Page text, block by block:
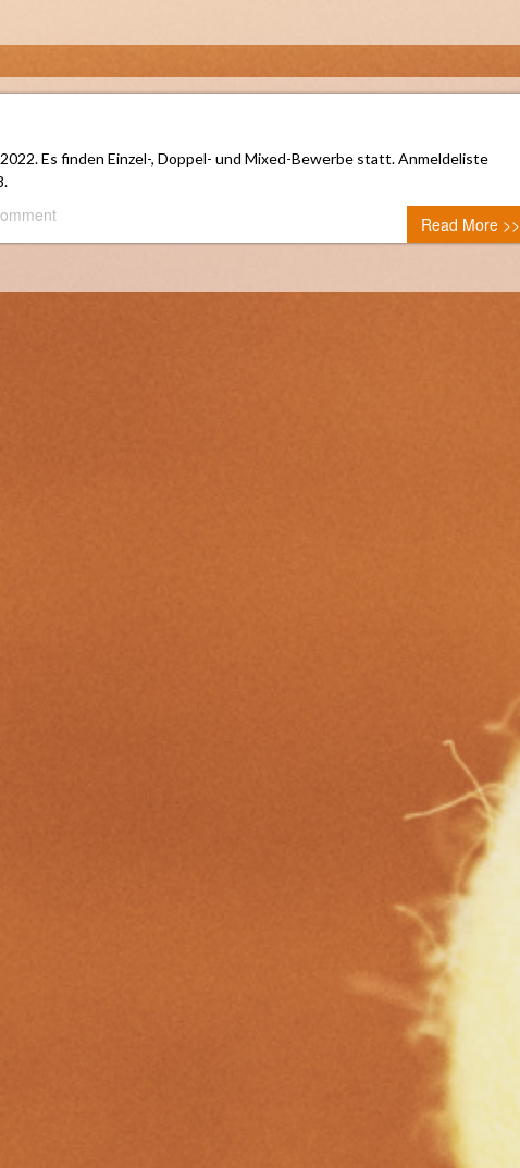
Es finden Einzel-, Doppel- und Mixed-Bewerbe statt. Anmeldeliste
Read More >>